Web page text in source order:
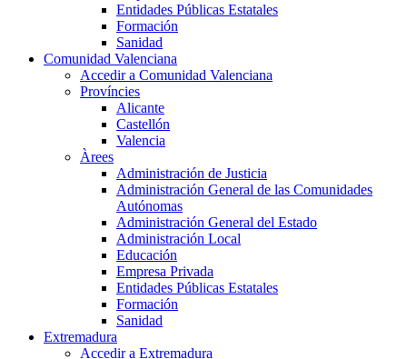
Entidades Públicas Estatales
Formación
Sanidad
Comunidad Valenciana
Accedir a Comunidad Valenciana
Províncies
Alicante
Castellón
Valencia
Àrees
Administración de Justicia
Administración General de las Comunidades
Autónomas
Administración General del Estado
Administración Local
Educación
Empresa Privada
Entidades Públicas Estatales
Formación
Sanidad
Extremadura
Accedir a Extremadura